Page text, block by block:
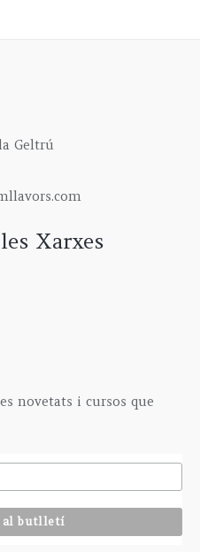
Geltrú
Xarxes
novetats i cursos que